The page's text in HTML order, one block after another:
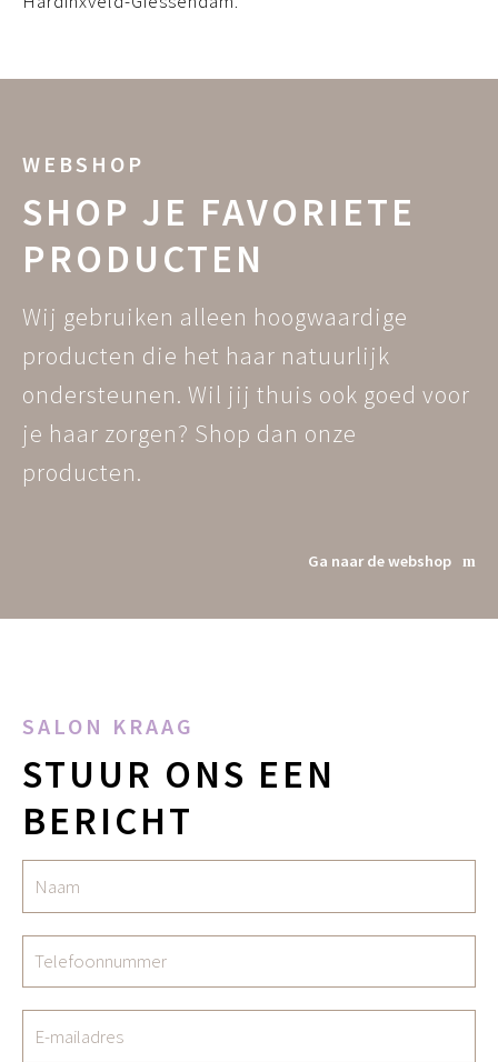
WEBSHOP
SHOP JE FAVORIETE
PRODUCTEN
Wij gebruiken alleen hoogwaardige
producten die het haar natuurlijk
ondersteunen. Wil jij thuis ook goed voor
je haar zorgen? Shop dan onze
producten.
Ga naar de webshop
SALON KRAAG
STUUR ONS EEN
BERICHT